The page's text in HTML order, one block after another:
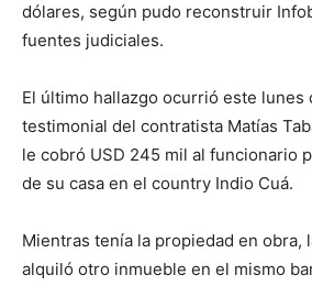
dólares, según pudo reconstruir
fuentes judiciales.
El último hallazgo ocurrió este lunes
testimonial del contratista Matías
le cobró USD 245 mil al funcionario
de su casa en el country Indio Cuá.
Mientras tenía la propiedad en obra,
alquiló otro inmueble en el mismo